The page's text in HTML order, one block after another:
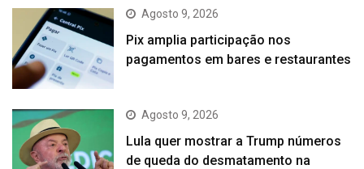
Agosto 9, 2026
Pix amplia participação nos
pagamentos em bares e restaurantes
Agosto 9, 2026
Lula quer mostrar a Trump números
de queda do desmatamento na